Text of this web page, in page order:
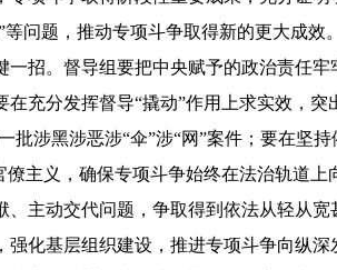
问题，推动专项斗争取得新的更大成效。
。督导组要把中央赋予的政治责任牢
充分发挥督导“撬动”作用上求实效，突
涉黑涉恶涉“伞”涉“网”案件；要在坚
主义，确保专项斗争始终在法治轨道
主动交代问题，争取得到依法从轻从
化基层组织建设，推进专项斗争向纵